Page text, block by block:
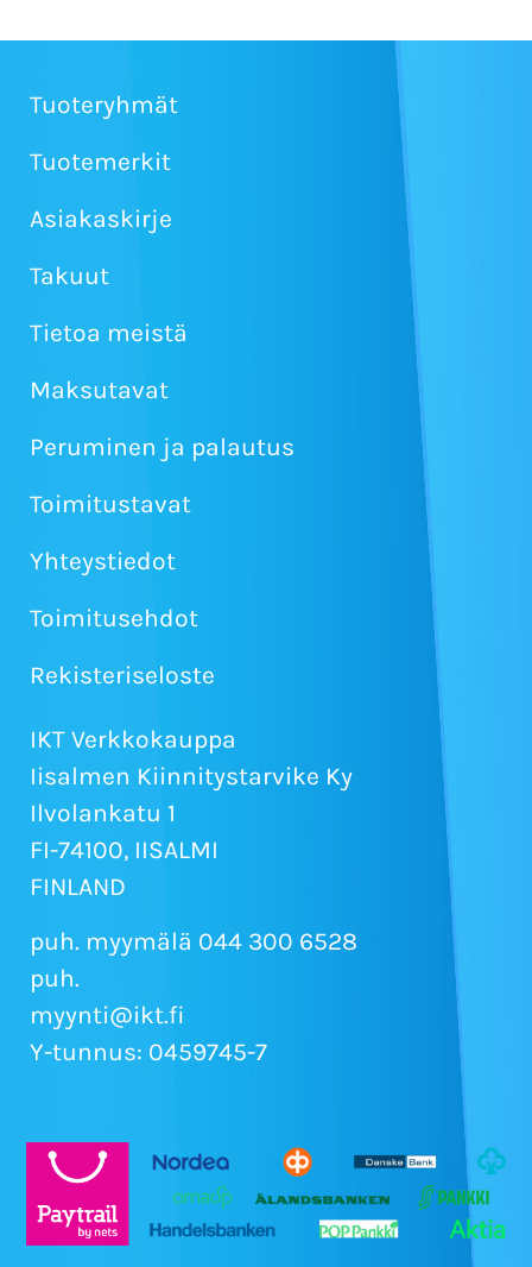
Tuoteryhmät
Tuotemerkit
Asiakaskirje
Takuut
Tietoa meistä
Maksutavat
Peruminen ja palautus
Toimitustavat
Yhteystiedot
Toimitusehdot
Rekisteriseloste
IKT Verkkokauppa
Iisalmen Kiinnitystarvike Ky
Ilvolankatu 1
FI-74100, IISALMI
FINLAND
puh. myymälä 044 300 6528
puh.
myynti@ikt.fi
Y-tunnus: 0459745-7